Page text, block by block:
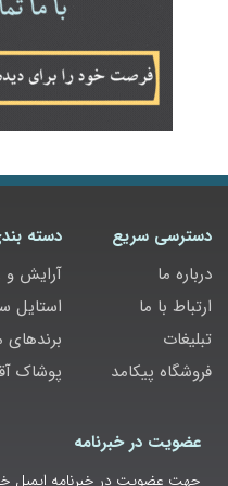
دسترسی سریع
درباره ما
ارتباط با ما
تبلیغات
فروشگاه پیکامد
دسته
آرایش و
استایل
پوشاک
عضویت در خبرنامه
جهت عضویت در خبرنامه ایمیل